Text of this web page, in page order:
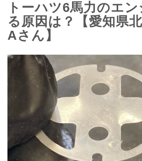
トーハツ6馬力のエ
る原因は？【愛知県
Aさん】